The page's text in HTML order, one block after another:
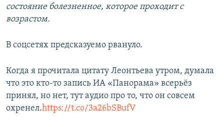
состояние болезненное, которое проходит с
возрастом.
В соцсетях предсказуемо рвануло.
Когда я прочитала цитату Леонтьева утром, думала
что это кто-то запись ИА «Панорама» всерьёз
принял, но нет, тут аудио про то, что он совсем
охренел.https://t.co/3a26bSBufV